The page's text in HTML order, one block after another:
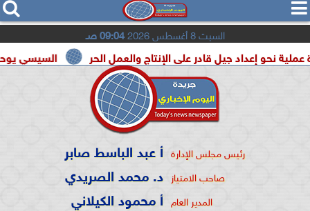
  
السبت 8 أغسطس 2026 09:04 صـ
السيسي يوحد السودان و جيل قادر على الإنتاج والعمل الحر
رئيس مجلس الإدارة أ عبد الباسط صابر
صاحب الامتياز د. محمد الصريدي
المدير العام أ محمود الكيلاني